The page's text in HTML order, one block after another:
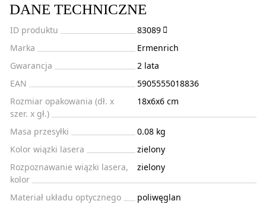
DANE TECHNICZNE
ID produktu
83089
Marka
Ermenrich
Gwarancja
2 lata
EAN
5905555018836
Rozmiar opakowania (dł. x
szer. x gł.)
18x6x6 cm
Masa przesyłki
0.08 kg
Kolor wiązki lasera
zielony
Rozpoznawanie wiązki lasera,
kolor
zielony
Materiał układu optycznego poliwęglan